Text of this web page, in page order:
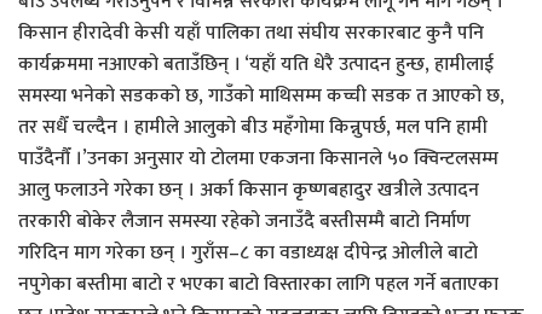
किसान हीरादेवी केसी यहाँ पालिका तथा संघीय सरकारबाट कुनै पनि
कार्यक्रममा नआएको बताउँछिन् । ‘यहाँ यति धेरै उत्पादन हुन्छ, हामीलाई
समस्या भनेको सडकको छ, गाउँको माथिसम्म कच्ची सडक त आएको छ,
तर सधैँ चल्दैन । हामीले आलुको बीउ महँगोमा किन्नुपर्छ, मल पनि हामी
पाउँदैनौँ ।’उनका अनुसार यो टोलमा एकजना किसानले ५० क्विन्टलसम्म
आलु फलाउने गरेका छन् । अर्का किसान कृष्णबहादुर खत्रीले उत्पादन
तरकारी बोकेर लैजान समस्या रहेको जनाउँदै बस्तीसम्मै बाटो निर्माण
गरिदिन माग गरेका छन् । गुराँस–८ का वडाध्यक्ष दीपेन्द्र ओलीले बाटो
नपुगेका बस्तीमा बाटो र भएका बाटो विस्तारका लागि पहल गर्ने बताएका